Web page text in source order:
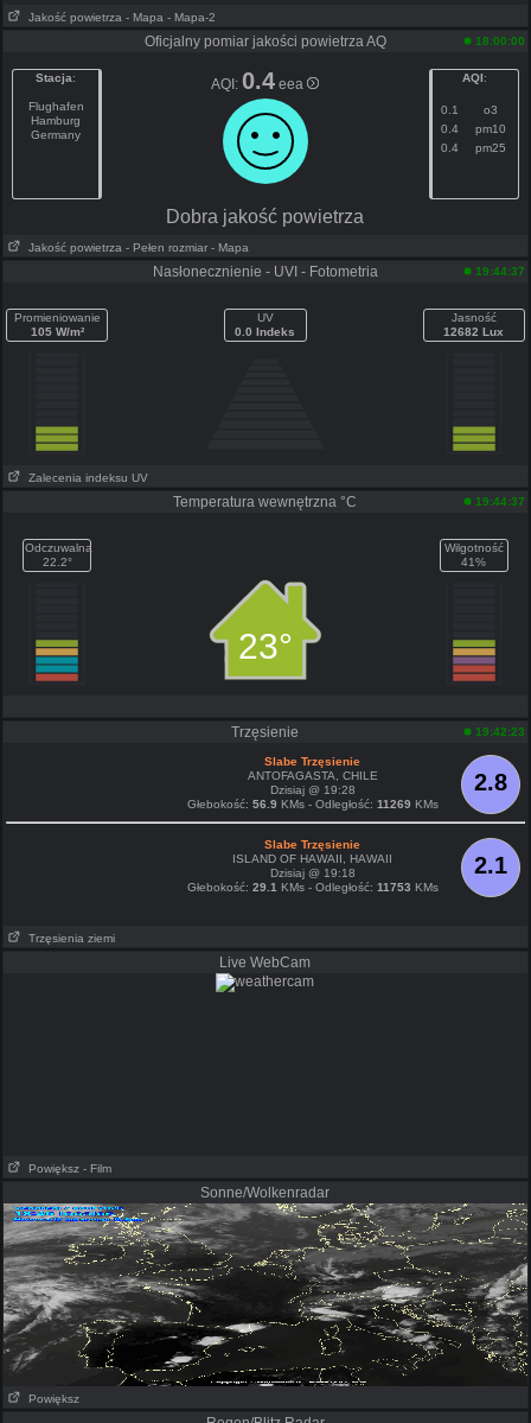
Jakość powietrza - Mapa - Mapa-2
Oficjalny pomiar jakości powietrza AQ 18:00:00
Stacja:
Flughafen
Hamburg
Germany
AQI:0.4 eea AQI:
0.1
o3
0.4
pm10
0.4
pm25
Dobra jakość powietrza
Jakość powietrza - Pełen rozmiar - Mapa
Nasłonecznienie - UVI - Fotometria 19:44:37
Promieniowanie
105 W/m²
UV
0.0 Indeks
Jasność
12682 Lux
Zalecenia indeksu UV
Temperatura wewnętrzna °C 19:44:37
Odczuwalna
22.2°
23°
Wilgotność
41%
Trzęsienie 19:42:23
2.8
Slabe Trzęsienie
ANTOFAGASTA, CHILE
Dzisiaj @ 19:28
Głebokość: 56.9 KMs - Odległość: 11269 KMs
2.1
Slabe Trzęsienie
ISLAND OF HAWAII, HAWAII
Dzisiaj @ 19:18
Głebokość: 29.1 KMs - Odległość: 11753 KMs
Trzęsienia ziemi
Live WebCam
Powiększ - Film
Sonne/Wolkenradar
Powiększ